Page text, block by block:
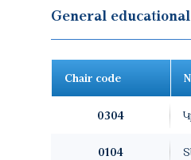
General
Chair code
0304
0104